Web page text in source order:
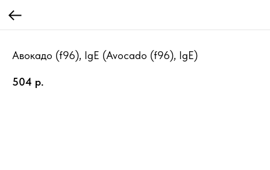
Авокадо (f96), IgE (Avocado (f96), IgE)
504 р.